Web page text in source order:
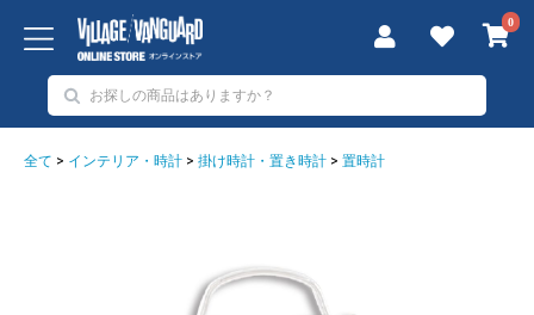
0
全て > インテリア・時計 > 掛け時計・置き時計 > 置時計